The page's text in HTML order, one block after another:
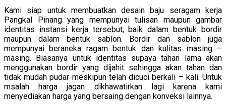
Kami siap untuk membuatkan desain baju seragam kerja
Pangkal Pinang yang mempunyai tulisan maupun gambar
identitas instansi kerja tersebut, baik dalam bentuk bordir
maupun dalam bentuk sablon. Bordir dan sablon juga
mempunyai beraneka ragam bentuk dan kulitas masing –
masing. Biasanya untuk identitas supaya tahan lama akan
menggunakan bordir yang dijahit sehingga akan tahan dan
tidak mudah pudar meskipun telah dicuci berkali – kali. Untuk
msalah harga jagan dikhawatirkan lagi karena kami
menyediakan harga yang bersaing dengan konveksi lainnya.